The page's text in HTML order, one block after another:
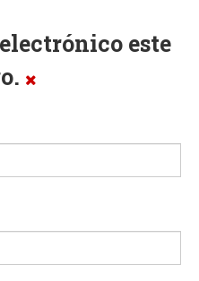
este